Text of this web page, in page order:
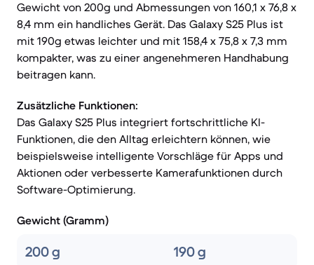
Gewicht von 200g und Abmessungen von 160,1 x 76,8 x
8,4 mm ein handliches Gerät. Das Galaxy S25 Plus ist
mit 190g etwas leichter und mit 158,4 x 75,8 x 7,3 mm
kompakter, was zu einer angenehmeren Handhabung
beitragen kann.
Zusätzliche Funktionen:
Das Galaxy S25 Plus integriert fortschrittliche KI-
Funktionen, die den Alltag erleichtern können, wie
beispielsweise intelligente Vorschläge für Apps und
Aktionen oder verbesserte Kamerafunktionen durch
Software-Optimierung.
Gewicht (Gramm)
200 g 190 g